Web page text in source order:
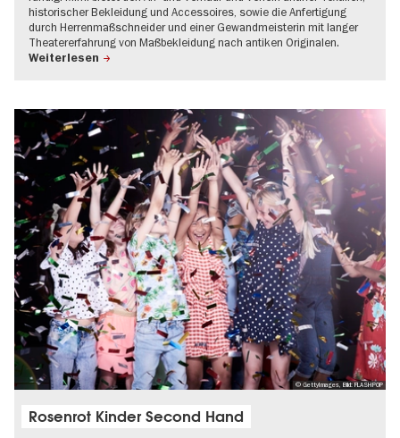
historischer Bekleidung und Accessoires, sowie die Anfertigung
durch Herrenmaßschneider und einer Gewandmeisterin mit langer
Theatererfahrung von Maßbekleidung nach antiken Originalen.
Weiterlesen
© GettyImages, Bild: FLASHPOP
Rosenrot Kinder Second Hand